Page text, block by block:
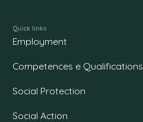
Quick links
Employment
Competences e Qualifications
Social Protection
Social Action